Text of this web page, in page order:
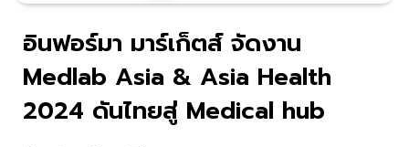
อินฟอร์มา มาร์เก็ตส์ จัดงาน
Medlab Asia & Asia Health
2024 ดันไทยสู่ Medical hub